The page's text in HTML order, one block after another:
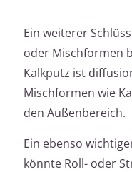
Ein weiterer
oder Mischformen
Kalkputz ist
Mischformen wie
den Außenbereich.
Ein ebenso
könnte Roll- oder